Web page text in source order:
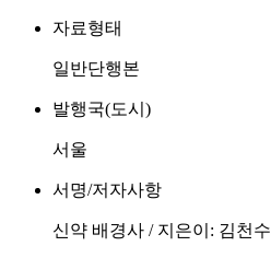
자료형태
일반단행본
발행국(도시)
서울
서명/저자사항
신약 배경사 / 지은이: 김천수